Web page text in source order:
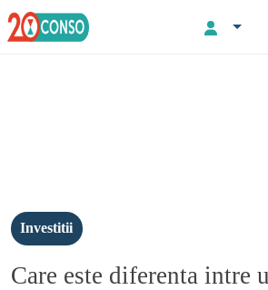
Investitii
Care este diferenta intre